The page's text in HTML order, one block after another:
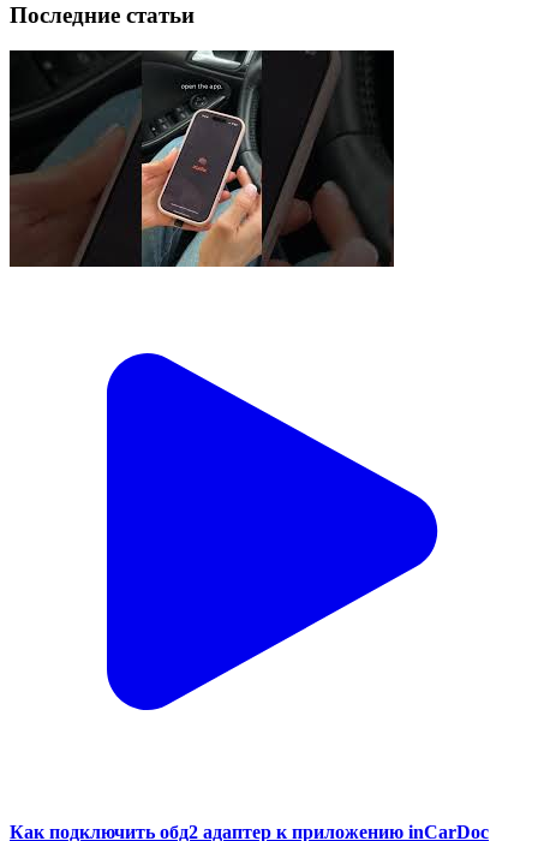
Последние статьи
Как подключить обд2 адаптер к приложению inCarDoc